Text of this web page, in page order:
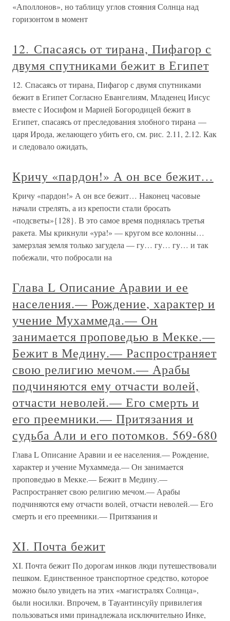
«Аполлонов», но таблицу углов стояния Солнца над
горизонтом в момент
12. Спасаясь от тирана, Пифагор с
двумя спутниками бежит в Египет
12. Спасаясь от тирана, Пифагор с двумя спутниками
бежит в Египет Согласно Евангелиям, Младенец Иисус
вместе с Иосифом и Марией Богородицей бежит в
Египет, спасаясь от преследования злобного тирана —
царя Ирода, желающего убить его, см. рис. 2.11, 2.12. Как
и следовало ожидать,
Кричу «пардон!» А он все бежит…
Кричу «пардон!» А он все бежит… Наконец часовые
начали стрелять, а из крепости стали бросать
«подсветы»{128}. В это самое время поднялась третья
ракета. Мы крикнули «ура!» — кругом все колонны…
замерзлая земля только загудела — гу… гу… гу… и так
побежали, что побросали на
Глава L Описание Аравии и ее
населения.— Рождение, характер и
учение Мухаммеда.— Он
занимается проповедью в Мекке.—
Бежит в Медину.— Распространяет
свою религию мечом.— Арабы
подчиняются ему отчасти волей,
отчасти неволей.— Его смерть и
его преемники.— Притязания и
судьба Али и его потомков. 569-680
Глава L Описание Аравии и ее населения.— Рождение,
характер и учение Мухаммеда.— Он занимается
проповедью в Мекке.— Бежит в Медину.—
Распространяет свою религию мечом.— Арабы
подчиняются ему отчасти волей, отчасти неволей.— Его
смерть и его преемники.— Притязания и
XI. Почта бежит
XI. Почта бежит По дорогам инков люди путешествовали
пешком. Единственное транспортное средство, которое
можно было увидеть на этих «магистралях Солнца»,
были носилки. Впрочем, в Тауантинсуйу привилегия
пользоваться ими принадлежала исключительно Инке,